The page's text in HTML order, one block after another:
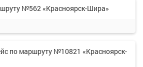
№562 «Красноярск-Шира»
по маршруту №10821 «Красноярск-